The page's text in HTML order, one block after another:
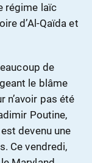
régime laïc
d’Al-Qaïda et
de
le blâme
n’avoir pas été
Poutine,
devenu une
Ce vendredi,